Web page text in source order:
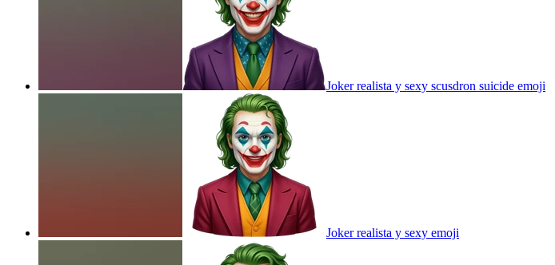
Joker realista y sexy scusdron suicide emoji
Joker realista y sexy emoji